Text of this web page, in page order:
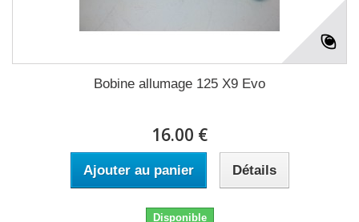
Bobine allumage 125 X9 Evo
16.00 €
Ajouter au panier Détails
Disponible